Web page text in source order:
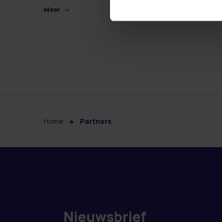
Meer
Home Partners
Nieuwsbrief